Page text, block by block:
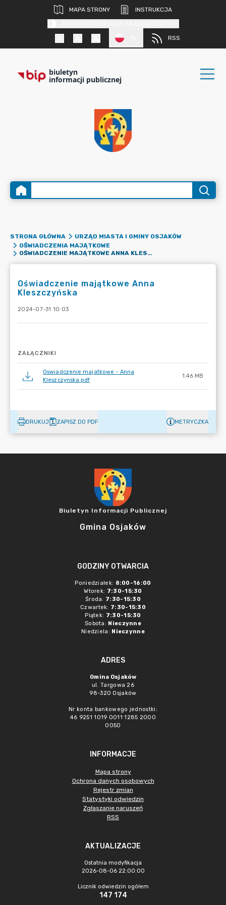
MAPA STRONY
INSTRUKCJA
RSS
biuletyn
informacji publicznej
STRONA GŁÓWNA
URZĄD MIASTA I GMINY OSJAKÓW
OŚWIADCZENIA MAJĄTKOWE
OŚWIADCZENIE MAJĄTKOWE ANNA KLESZCZYŃSKA
Oświadczenie majątkowe Anna
Kleszczyńska
2024-07-31 10:03
ZAŁĄCZNIKI
Oswiadczenie majatkowe - Anna
Kleszczynska.pdf
1.46 MB
DRUKUJ ZAPISZ DO PDF METRYCZKA
Biuletyn Informacji Publicznej
Gmina Osjaków
GODZINY OTWARCIA
Poniedziałek: 8:00-16:00
Wtorek: 7:30-15:30
Środa: 7:30-15:30
Czwartek: 7:30-15:30
Piątek: 7:30-15:30
Sobota: Nieczynne
Niedziela: Nieczynne
ADRES
Gmina Osjaków
ul. Targowa 26
98-320 Osjaków
Nr konta bankowego jednostki:
46 9251 1019 0011 1285 2000
0050
INFORMACJE
Mapa strony
Ochrona danych osobowych
Rejestr zmian
Statystyki odwiedzin
Zgłaszanie naruszeń
RSS
AKTUALIZACJE
Ostatnia modyfikacja
2026-08-06 22:00:00
Licznik odwiedzin ogółem
147 174